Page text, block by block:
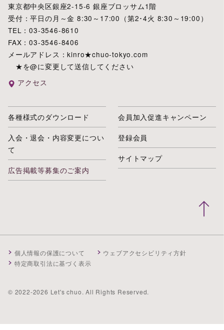
東京都中央区銀座2-15-6 銀座ブロッサム1階
受付：平日の月～金 8:30～17:00（第2･4火 8:30～19:00）
TEL：03-3546-8610
FAX：03-3546-8406
メールアドレス：kinro★chuo-tokyo.com
★を@に変更して送信してください
アクセス
各種様式のダウンロード
入会・退会・内容変更につい
て
広告掲載等募集のご案内
会員加入促進キャンペーン
登録会員
サイトマップ
個人情報の保護について
ウェブアクセシビリティ方針
特定商取引法に基づく表示
© 2022-2026 Let's chuo. All Rights Reserved.